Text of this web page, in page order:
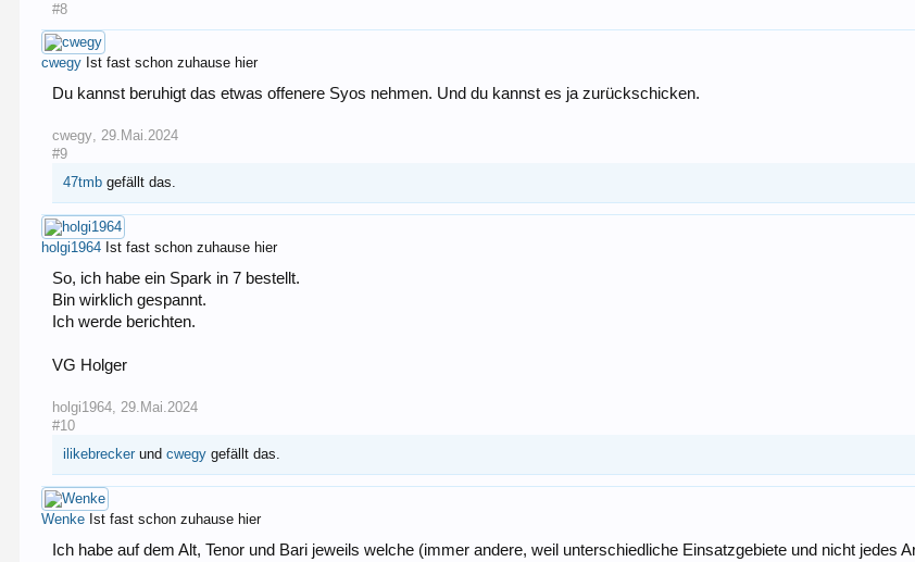
#8
cwegy Ist fast schon zuhause hier
Du kannst beruhigt das etwas offenere Syos nehmen. Und du kannst es ja zurückschicken.
cwegy, 29.Mai.2024
#9
47tmb gefällt das.
holgi1964 Ist fast schon zuhause hier
So, ich habe ein Spark in 7 bestellt.
Bin wirklich gespannt.
Ich werde berichten.
VG Holger
holgi1964, 29.Mai.2024
#10
ilikebrecker undcwegy gefällt das.
Wenke Ist fast schon zuhause hier
Ich habe auf dem Alt, Tenor und Bari jeweils welche (immer andere, weil unterschiedliche Einsatzgebiete und nicht